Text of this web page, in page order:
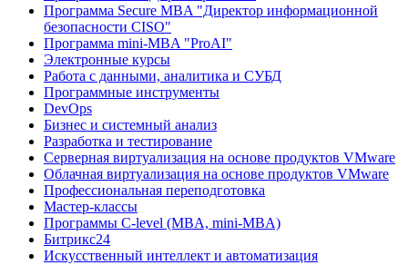
Программа Secure MBA "Директор информационной
безопасности CISO"
Программа mini-MBA "ProAI"
Электронные курсы
Работа с данными, аналитика и СУБД
Программные инструменты
DevOps
Бизнес и системный анализ
Разработка и тестирование
Серверная виртуализация на основе продуктов VMware
Облачная виртуализация на основе продуктов VMware
Профессиональная переподготовка
Мастер-классы
Программы C-level (MBA, mini-MBA)
Битрикс24
Искусственный интеллект и автоматизация